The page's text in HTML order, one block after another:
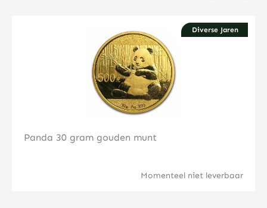
Diverse Jaren
Panda 30 gram gouden munt
Momenteel niet leverbaar
Klik hier